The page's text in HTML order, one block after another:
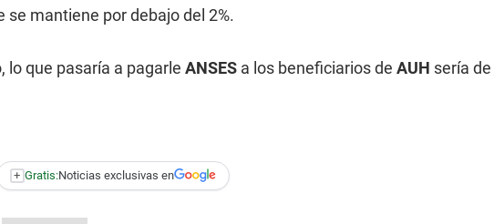
mantiene por debajo del 2%.
lo que pasaría a pagarle ANSES a los beneficiarios de AUH sería de
+ Gratis:Noticias exclusivas en